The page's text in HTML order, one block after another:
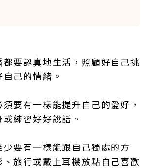
都要認真地生活，照顧好自己挑
己的情緒。
要有一樣能提升自己的愛好，
練習好好說話。
要有一樣能跟自己獨處的方
旅行或戴上耳機放點自己喜歡